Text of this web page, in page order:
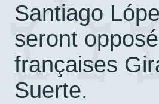
Santiago
seront
françaises
Suerte.